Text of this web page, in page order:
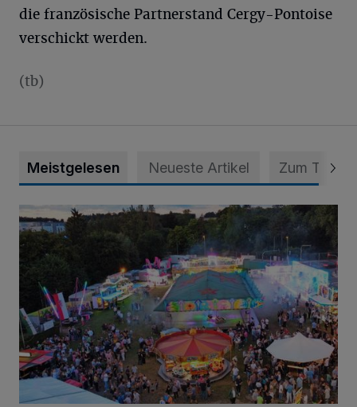
die französische Partnerstand Cergy-Pontoise
verschickt werden.
(tb)
Meistgelesen Neueste Artikel Zum Thema
Vier Tage mit vollem Programm